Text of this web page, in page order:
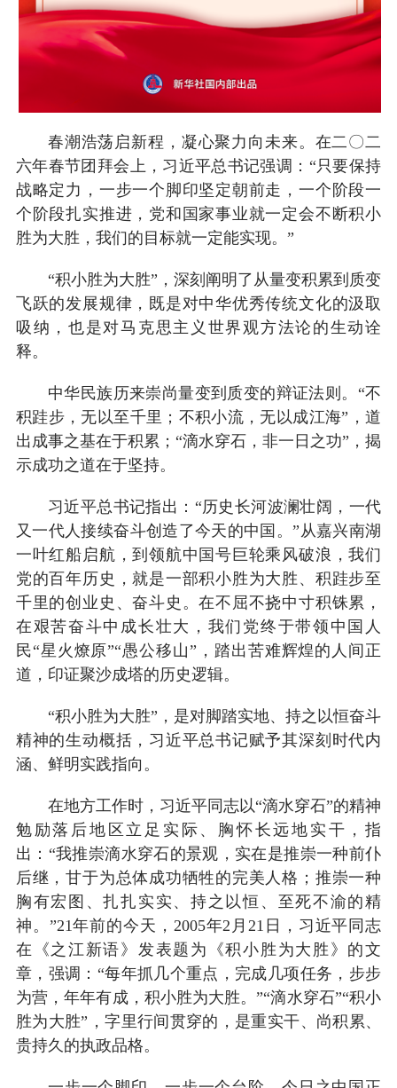
春潮浩荡启新程，凝心聚力向未来。在二〇二
六年春节团拜会上，习近平总书记强调：“只要保持
战略定力，一步一个脚印坚定朝前走，一个阶段一
个阶段扎实推进，党和国家事业就一定会不断积小
胜为大胜，我们的目标就一定能实现。”
“积小胜为大胜”，深刻阐明了从量变积累到质变
飞跃的发展规律，既是对中华优秀传统文化的汲取
吸纳，也是对马克思主义世界观方法论的生动诠
释。
中华民族历来崇尚量变到质变的辩证法则。“不
积跬步，无以至千里；不积小流，无以成江海”，道
出成事之基在于积累；“滴水穿石，非一日之功”，揭
示成功之道在于坚持。
习近平总书记指出：“历史长河波澜壮阔，一代
又一代人接续奋斗创造了今天的中国。”从嘉兴南湖
一叶红船启航，到领航中国号巨轮乘风破浪，我们
党的百年历史，就是一部积小胜为大胜、积跬步至
千里的创业史、奋斗史。在不屈不挠中寸积铢累，
在艰苦奋斗中成长壮大，我们党终于带领中国人
民“星火燎原”“愚公移山”，踏出苦难辉煌的人间正
道，印证聚沙成塔的历史逻辑。
“积小胜为大胜”，是对脚踏实地、持之以恒奋斗
精神的生动概括，习近平总书记赋予其深刻时代内
涵、鲜明实践指向。
在地方工作时，习近平同志以“滴水穿石”的精神
勉励落后地区立足实际、胸怀长远地实干，指
出：“我推崇滴水穿石的景观，实在是推崇一种前仆
后继，甘于为总体成功牺牲的完美人格；推崇一种
胸有宏图、扎扎实实、持之以恒、至死不渝的精
神。”21年前的今天，2005年2月21日，习近平同志
在《之江新语》发表题为《积小胜为大胜》的文
章，强调：“每年抓几个重点，完成几项任务，步步
为营，年年有成，积小胜为大胜。”“滴水穿石”“积小
胜为大胜”，字里行间贯穿的，是重实干、尚积累、
贵持久的执政品格。